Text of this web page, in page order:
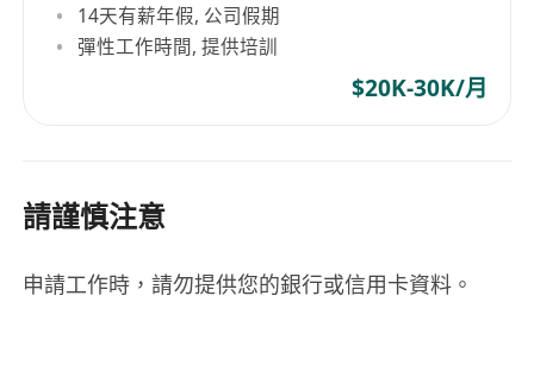
14天有薪年假, 公司假期
彈性工作時間, 提供培訓
$20K-30K/月
請謹慎注意
申請工作時，請勿提供您的銀行或信用卡資料。